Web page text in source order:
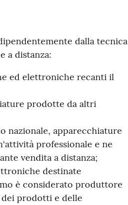
dalla tecnica
a distanza:
ed elettroniche recanti il
prodotte da altri
apparecchiature
professionale e ne
vendita a distanza;
destinate
è considerato produttore
prodotti e delle